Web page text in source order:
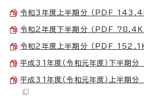
令和3年度上半期分 （PDF
令和2年度下半期分 （PDF
令和2年度上半期分 （PDF
平成31年度（令和元年度）下半期
平成31年度（令和元年度）上半期